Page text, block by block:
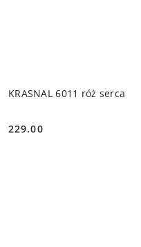
KRASNAL 6011 róż serca
Cena:
229.00